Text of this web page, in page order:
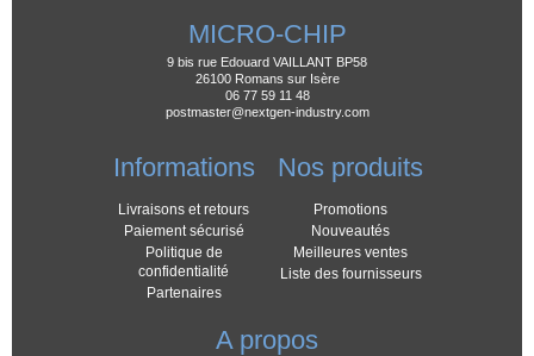
MICRO-CHIP
9 bis rue Edouard VAILLANT BP58
26100 Romans sur Isère
06 77 59 11 48
postmaster@nextgen-industry.com
Informations
Livraisons et retours
Paiement sécurisé
Politique de
confidentialité
Partenaires
Nos produits
Promotions
Nouveautés
Meilleures ventes
Liste des fournisseurs
A propos